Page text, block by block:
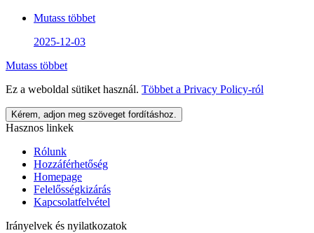
Mutass többet
2025-12-03
Mutass többet
Ez a weboldal sütiket használ. Többet a Privacy Policy-ról
Kérem, adjon meg szöveget fordításhoz.
Hasznos linkek
Rólunk
Hozzáférhetőség
Homepage
Felelősségkizárás
Kapcsolatfelvétel
Irányelvek és nyilatkozatok